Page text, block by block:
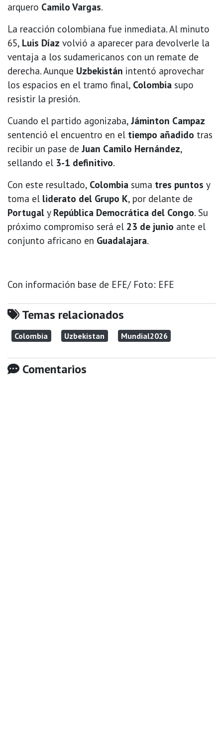
arquero Camilo Vargas.
La reacción colombiana fue inmediata. Al minuto
65, Luis Díaz volvió a aparecer para devolverle la
ventaja a los sudamericanos con un remate de
derecha. Aunque Uzbekistán intentó aprovechar
los espacios en el tramo final, Colombia supo
resistir la presión.
Cuando el partido agonizaba, Jáminton Campaz
sentenció el encuentro en el tiempo añadido tras
recibir un pase de Juan Camilo Hernández,
sellando el 3-1 definitivo.
Con este resultado, Colombia suma tres puntos y
toma el liderato del Grupo K, por delante de
Portugal y República Democrática del Congo. Su
próximo compromiso será el 23 de junio ante el
conjunto africano en Guadalajara.
Con información base de EFE/ Foto: EFE
Temas relacionados
Colombia Uzbekistan Mundial2026
Comentarios